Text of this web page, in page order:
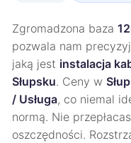
Zgromadzona baza
pozwala nam
jaką jest instalacja
Słupsku. Ceny w
/ Usługa, co niemal
normą. Nie
oszczędności.